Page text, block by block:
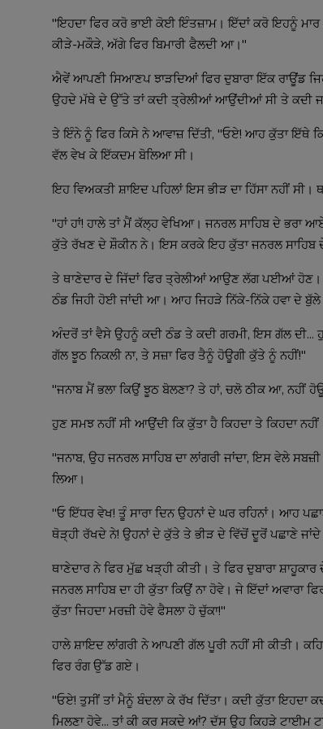
"ਇਹਦਾ ਫਿਰ ਕਰੋ ਭਾਈ ਕੋਈ ਇੰਤਜ਼ਾਮ। ਇੱਦਾਂ ਕਰੋ ਇਹਨੂੰ ਮਾਰ
ਕੀੜੇ-ਮਕੌੜੇ, ਅੱਗੇ ਫਿਰ ਬਿਮਾਰੀ ਫੈਲਦੀ ਆ।"
ਐਵੇਂ ਆਪਣੀ ਸਿਆਣਪ ਝਾੜਦਿਆਂ ਫਿਰ ਦੁਬਾਰਾ ਇੱਕ ਰਾਊਂਡ
ਉਹਦੇ ਮੱਥੇ ਦੇ ਉੱਤੇ ਤਾਂ ਕਦੀ ਤ੍ਰੇਲੀਆਂ ਆਉਂਦੀਆਂ ਸੀ ਤੇ ਕਦੀ
ਤੇ ਇੰਨੇ ਨੂੰ ਫਿਰ ਕਿਸੇ ਨੇ ਆਵਾਜ਼ ਦਿੱਤੀ, "ਓਏ! ਆਹ ਕੁੱਤਾ ਇੱਥੇ
ਵੱਲ ਵੇਖ ਕੇ ਇੱਕਦਮ ਬੋਲਿਆ ਸੀ।
ਇਹ ਵਿਅਕਤੀ ਸ਼ਾਇਦ ਪਹਿਲਾਂ ਇਸ ਭੀੜ ਦਾ ਹਿੱਸਾ ਨਹੀਂ
"ਹਾਂ ਹਾਂ! ਹਾਲੇ ਤਾਂ ਮੈਂ ਕੱਲ੍ਹ ਵੇਖਿਆ। ਜਨਰਲ ਸਾਹਿਬ ਦੇ
ਕੁੱਤੇ ਰੱਖਣ ਦੇ ਸ਼ੌਕੀਨ ਨੇ। ਇਸ ਕਰਕੇ ਇਹ ਕੁੱਤਾ ਜਨਰਲ ਸਾਹਿਬ
ਤੇ ਥਾਣੇਦਾਰ ਦੇ ਜਿੱਦਾਂ ਫਿਰ ਤ੍ਰੇਲੀਆਂ ਆਉਣ ਲੱਗ ਪਈਆਂ ਹੋਣ।
ਠੰਡ ਜਿਹੀ ਹੋਈ ਜਾਂਦੀ ਆ। ਆਹ ਜਿਹੜੇ ਨਿੱਕੇ-ਨਿੱਕੇ ਹਵਾ ਦੇ
ਅੰਦਰੋਂ ਤਾਂ ਵੈਸੇ ਉਹਨੂੰ ਕਦੀ ਠੰਡ ਤੇ ਕਦੀ ਗਰਮੀ, ਇਸ ਗੱਲ ਦੀ...
ਗੱਲ ਝੂਠ ਨਿਕਲੀ ਨਾ, ਤੇ ਸਜ਼ਾ ਫਿਰ ਤੈਨੂੰ ਹੋਊਗੀ ਕੁੱਤੇ ਨੂੰ ਨਹੀਂ!"
"ਜਨਾਬ ਮੈਂ ਭਲਾ ਕਿਉਂ ਝੂਠ ਬੋਲਣਾ? ਤੇ ਹਾਂ, ਚਲੋ ਠੀਕ ਆ, ਨਹੀਂ
ਹੁਣ ਸਮਝ ਨਹੀਂ ਸੀ ਆਉਂਦੀ ਕਿ ਕੁੱਤਾ ਹੈ ਕਿਹਦਾ ਤੇ ਕਿਹਦਾ
"ਜਨਾਬ, ਉਹ ਜਨਰਲ ਸਾਹਿਬ ਦਾ ਲਾਂਗਰੀ ਜਾਂਦਾ, ਇਸ ਵੇਲੇ
ਲਿਆ।
"ਓ ਇੱਧਰ ਵੇਖ! ਤੂੰ ਸਾਰਾ ਦਿਨ ਉਹਨਾਂ ਦੇ ਘਰ ਰਹਿਨਾਂ। ਆਹ
ਥੋੜ੍ਹੀ ਰੱਖਦੇ ਨੇ! ਉਹਨਾਂ ਦੇ ਕੁੱਤੇ ਤੇ ਭੀੜ ਦੇ ਵਿੱਚੋਂ ਦੂਰੋਂ ਪਛਾਣੇ
ਥਾਣੇਦਾਰ ਨੇ ਫਿਰ ਮੁੱਛ ਖੜ੍ਹੀ ਕੀਤੀ। ਤੇ ਫਿਰ ਦੁਬਾਰਾ
ਜਨਰਲ ਸਾਹਿਬ ਦਾ ਹੀ ਕੁੱਤਾ ਕਿਉਂ ਨਾ ਹੋਵੇ। ਜੇ ਇੱਦਾਂ ਅਵਾਰਾ
ਕੁੱਤਾ ਜਿਹਦਾ ਮਰਜ਼ੀ ਹੋਵੇ ਫੈਸਲਾ ਹੋ ਚੁੱਕਾ!"
ਹਾਲੇ ਸ਼ਾਇਦ ਲਾਂਗਰੀ ਨੇ ਆਪਣੀ ਗੱਲ ਪੂਰੀ ਨਹੀਂ ਸੀ ਕੀਤੀ।
ਫਿਰ ਰੰਗ ਉੱਡ ਗਏ।
"ਓਏ! ਤੁਸੀਂ ਤਾਂ ਮੈਨੂੰ ਬੰਦਲਾ ਕੇ ਰੱਖ ਦਿੱਤਾ। ਕਦੀ ਕੁੱਤਾ ਇਹਦਾ
ਮਿਲਣਾ ਹੋਵੇ... ਤਾਂ ਕੀ ਕਰ ਸਕਦੇ ਆਂ? ਦੱਸ ਉਹ ਕਿਹੜੇ ਟਾਈਮ